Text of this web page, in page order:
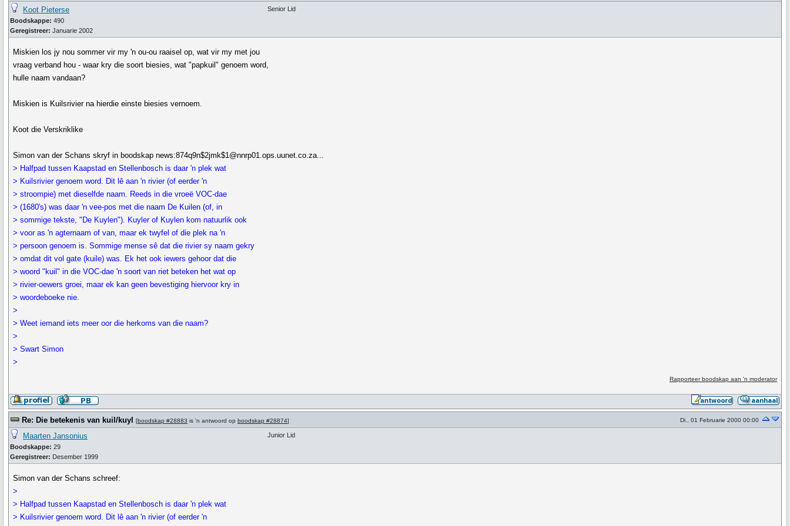
Koot Pieterse
Boodskappe: 490
Geregistreer: Januarie 2002
Senior Lid
Miskien los jy nou sommer vir my 'n ou-ou raaisel op, wat vir my met jou
vraag verband hou - waar kry die soort biesies, wat "papkuil" genoem word,
hulle naam vandaan?
Miskien is Kuilsrivier na hierdie einste biesies vernoem.
Koot die Verskriklike
Simon van der Schans skryf in boodskap news:874q9n$2jmk$1@nnrp01.ops.uunet.co.za...
> Halfpad tussen Kaapstad en Stellenbosch is daar 'n plek wat
> Kuilsrivier genoem word. Dit lê aan 'n rivier (of eerder 'n
> stroompie) met dieselfde naam. Reeds in die vroeë VOC-dae
> (1680's) was daar 'n vee-pos met die naam De Kuilen (of, in
> sommige tekste, "De Kuylen"). Kuyler of Kuylen kom natuurlik ook
> voor as 'n agternaam of van, maar ek twyfel of die plek na 'n
> persoon genoem is. Sommige mense sê dat die rivier sy naam gekry
> omdat dit vol gate (kuile) was. Ek het ook iewers gehoor dat die
> woord "kuil" in die VOC-dae 'n soort van riet beteken het wat op
> rivier-oewers groei, maar ek kan geen bevestiging hiervoor kry in
> woordeboeke nie.
>
> Weet iemand iets meer oor die herkoms van die naam?
>
> Swart Simon
>
Rapporteer boodskap aan 'n moderator
Re: Die betekenis van kuil/kuyl [boodskap #28883 is 'n antwoord op boodskap #28874] Di., 01 Februarie 2000 00:00
Maarten Jansonius
Boodskappe: 29
Geregistreer: Desember 1999
Junior Lid
Simon van der Schans schreef:
>
> Halfpad tussen Kaapstad en Stellenbosch is daar 'n plek wat
> Kuilsrivier genoem word. Dit lê aan 'n rivier (of eerder 'n